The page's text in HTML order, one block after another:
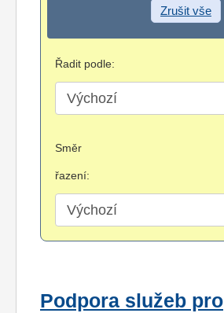
Zrušit vše
Řadit podle:
Směr
řazení:
Podpora služeb pro